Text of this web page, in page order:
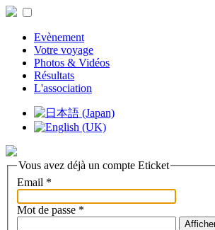
Evènement
Votre voyage
Photos & Vidéos
Résultats
L'association
Vous avez déjà un compte Eticket
Email *
Mot de passe *